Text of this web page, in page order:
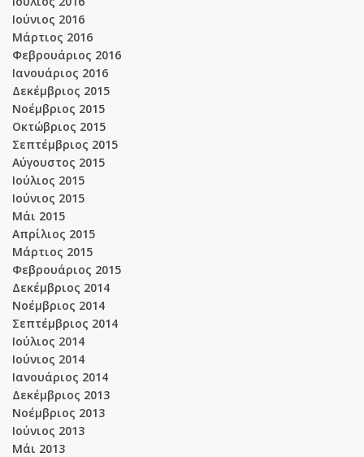
Ιούνιος 2016
Μάρτιος 2016
Φεβρουάριος 2016
Ιανουάριος 2016
Δεκέμβριος 2015
Νοέμβριος 2015
Οκτώβριος 2015
Σεπτέμβριος 2015
Αύγουστος 2015
Ιούλιος 2015
Ιούνιος 2015
Μάι 2015
Απρίλιος 2015
Μάρτιος 2015
Φεβρουάριος 2015
Δεκέμβριος 2014
Νοέμβριος 2014
Σεπτέμβριος 2014
Ιούλιος 2014
Ιούνιος 2014
Ιανουάριος 2014
Δεκέμβριος 2013
Νοέμβριος 2013
Ιούνιος 2013
Μάι 2013